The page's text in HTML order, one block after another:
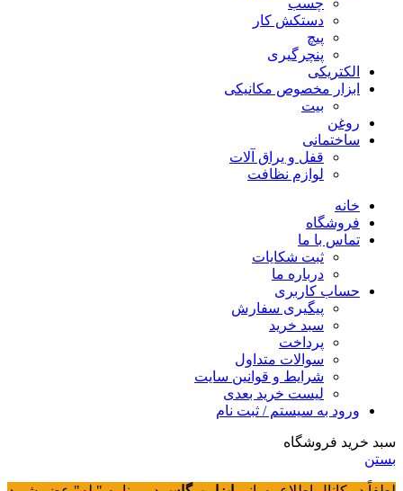
چسب
دستکش کار
پیچ
پنچرگیری
الکتریکی
ابزار مخصوص مکانیکی
بیت
روغن
ساختمانی
قفل و یراق آلات
لوازم نظافت
خانه
فروشگاه
تماس با ما
ثبت شکایات
درباره ما
حساب کاربری
پیگیری سفارش
سبد خرید
پرداخت
سوالات متداول
شرایط و قوانین سایت
لیست خرید بعدی
ورود به سیستم / ثبت نام
سبد خرید فروشگاه
بستن